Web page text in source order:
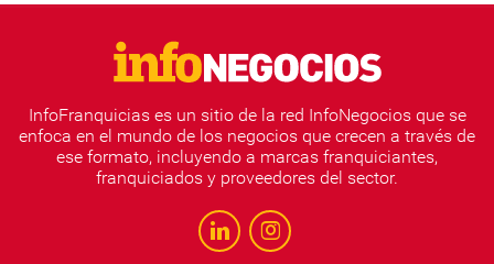
InfoFranquicias es un sitio de la red InfoNegocios que se
enfoca en el mundo de los negocios que crecen a través de
ese formato, incluyendo a marcas franquiciantes,
franquiciados y proveedores del sector.